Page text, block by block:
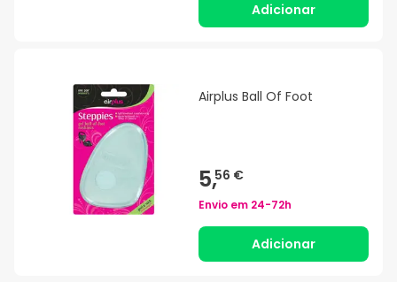
Adicionar
Airplus Ball Of Foot
5,56 €
Envio em 24-72h
Adicionar